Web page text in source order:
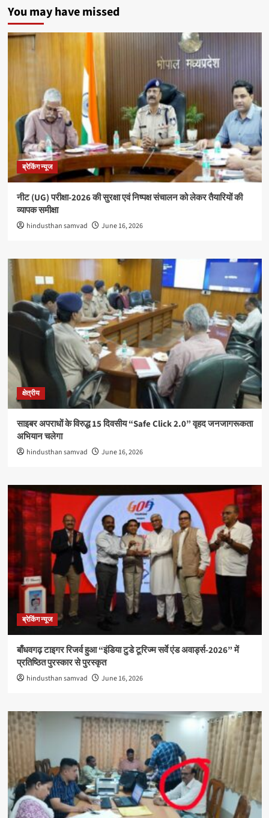
You may have missed
ब्रेकिंग न्यूज
नीट (UG) परीक्षा-2026 की सुरक्षा एवं निष्पक्ष संचालन को लेकर तैयारियों की
व्यापक समीक्षा
hindusthan samvad June 16, 2026
क्षेत्रीय
साइबर अपराधों के विरुद्ध 15 दिवसीय “Safe Click 2.0” वृहद जनजागरूकता
अभियान चलेगा
hindusthan samvad June 16, 2026
ब्रेकिंग न्यूज
बाँधवगढ़ टाइगर रिजर्व हुआ “इंडिया टुडे टूरिज्म सर्वे एंड अवार्ड्स-2026” में
प्रतिष्ठित पुरस्कार से पुरस्कृत
hindusthan samvad June 16, 2026